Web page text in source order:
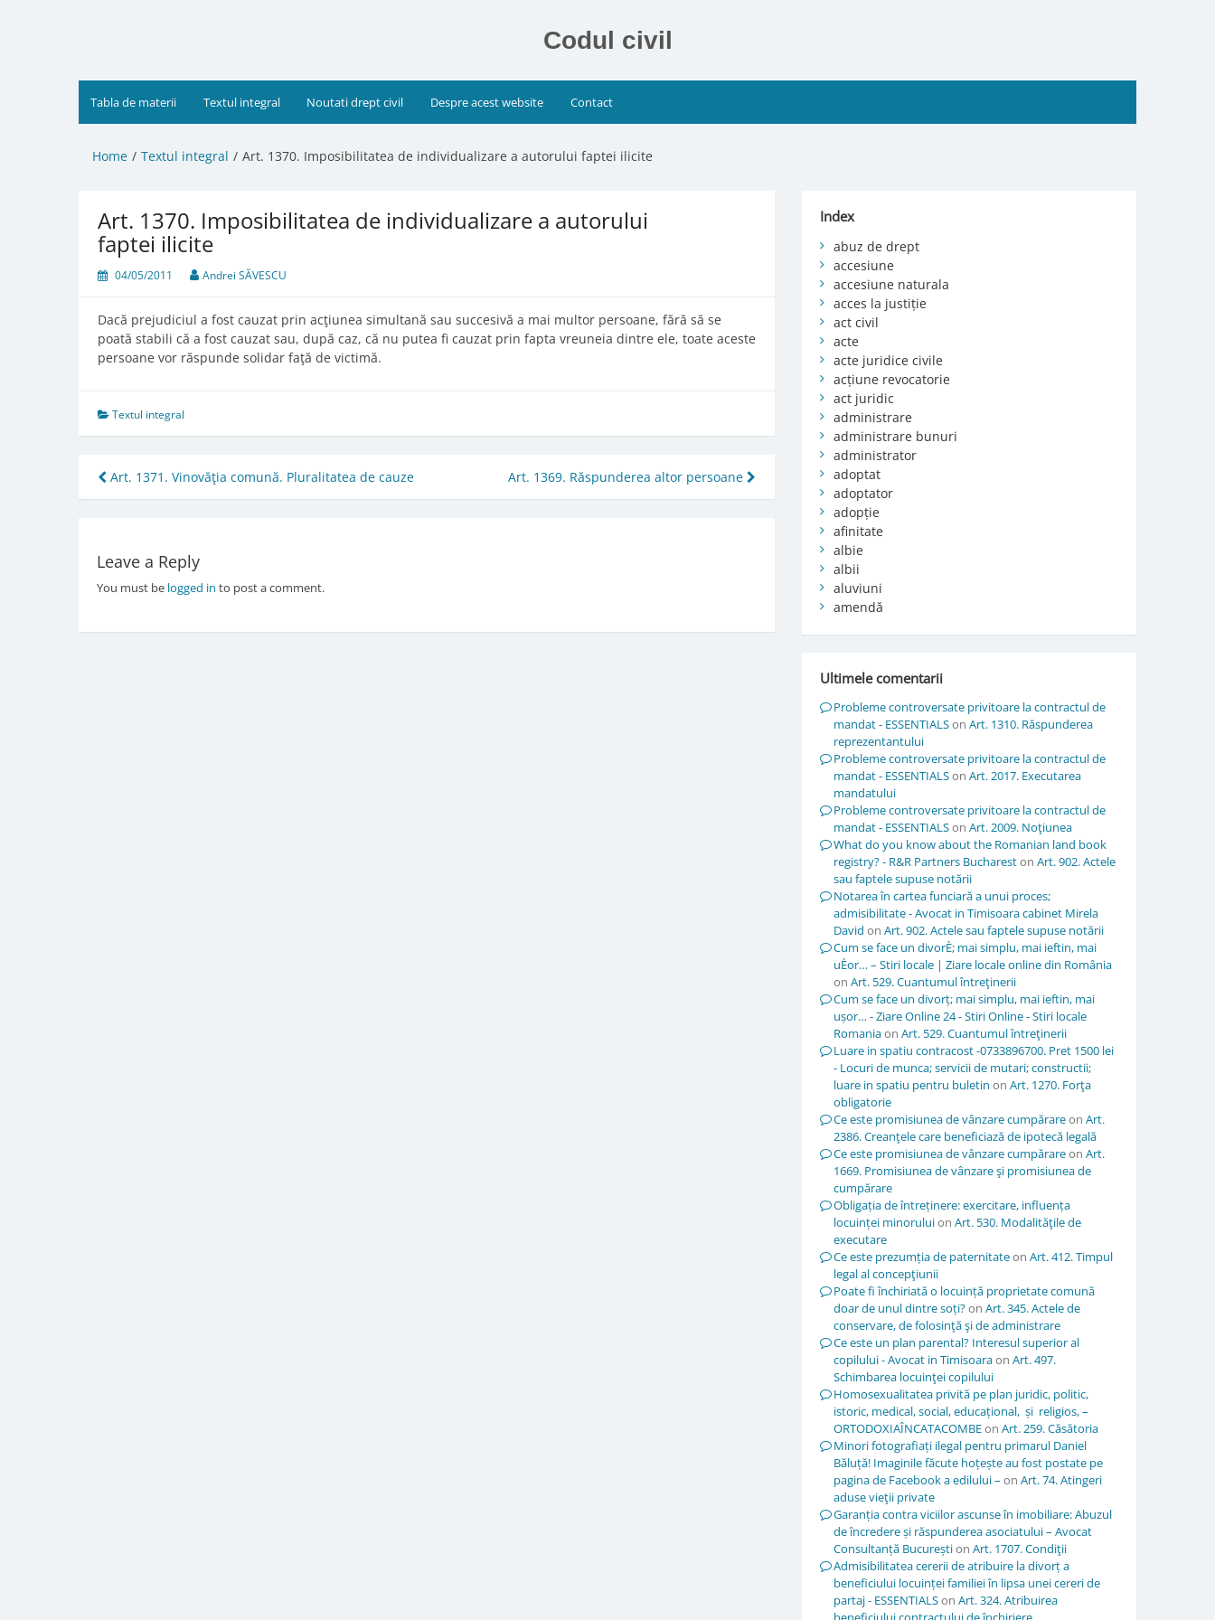
Codul civil
Tabla de materii Textul integral Noutati drept civil Despre acest website Contact
Home Textul integral Art. 1370. Imposibilitatea de individualizare a autorului faptei ilicite
Art. 1370. Imposibilitatea de individualizare a autorului
faptei ilicite
04/05/2011 Andrei SĂVESCU
Dacă prejudiciul a fost cauzat prin acţiunea simultană sau succesivă a mai multor persoane, fără să se
poată stabili că a fost cauzat sau, după caz, că nu putea fi cauzat prin fapta vreuneia dintre ele, toate aceste
persoane vor răspunde solidar faţă de victimă.
Textul integral
Post
navigation
Art. 1371. Vinovăţia comună. Pluralitatea de cauze Art. 1369. Răspunderea altor persoane
Leave a Reply
You must be logged in to post a comment.
Index
abuz de drept
accesiune
accesiune naturala
acces la justiție
act civil
acte
acte juridice civile
acțiune revocatorie
act juridic
administrare
administrare bunuri
administrator
adoptat
adoptator
adopție
afinitate
albie
albii
aluviuni
amendă
Ultimele comentarii
Probleme controversate privitoare la contractul de
mandat - ESSENTIALSon Art. 1310. Răspunderea
reprezentantului
Probleme controversate privitoare la contractul de
mandat - ESSENTIALSon Art. 2017. Executarea
mandatului
Probleme controversate privitoare la contractul de
mandat - ESSENTIALSon Art. 2009. Noţiunea
What do you know about the Romanian land book
registry? - R&R Partners Buchareston Art. 902. Actele
sau faptele supuse notării
Notarea în cartea funciară a unui proces;
admisibilitate - Avocat in Timisoara cabinet Mirela
David on Art. 902. Actele sau faptele supuse notării
Cum se face un divorÈ; mai simplu, mai ieftin, mai
uÈor… – Stiri locale | Ziare locale online din România
on Art. 529. Cuantumul întreţinerii
Cum se face un divorț; mai simplu, mai ieftin, mai
ușor… - Ziare Online 24 - Stiri Online - Stiri locale
Romaniaon Art. 529. Cuantumul întreţinerii
Luare in spatiu contracost -0733896700. Pret 1500 lei
- Locuri de munca; servicii de mutari; constructii;
luare in spatiu pentru buletin on Art. 1270. Forţa
obligatorie
Ce este promisiunea de vânzare cumpărareon Art.
2386. Creanţele care beneficiază de ipotecă legală
Ce este promisiunea de vânzare cumpărareon Art.
1669. Promisiunea de vânzare şi promisiunea de
cumpărare
Obligația de întreținere: exercitare, influența
locuinței minoruluion Art. 530. Modalităţile de
executare
Ce este prezumția de paternitateon Art. 412. Timpul
legal al concepţiunii
Poate fi închiriată o locuință proprietate comună
doar de unul dintre soți?on Art. 345. Actele de
conservare, de folosinţă şi de administrare
Ce este un plan parental? Interesul superior al
copilului - Avocat in Timisoaraon Art. 497.
Schimbarea locuinţei copilului
Homosexualitatea privită pe plan juridic, politic,
istoric, medical, social, educațional, și religios, –
ORTODOXIAÎNCATACOMBEon Art. 259. Căsătoria
Minori fotografiați ilegal pentru primarul Daniel
Băluță! Imaginile făcute hoțește au fost postate pe
pagina de Facebook a edilului – on Art. 74. Atingeri
aduse vieţii private
Garanția contra viciilor ascunse în imobiliare: Abuzul
de încredere și răspunderea asociatului – Avocat
Consultanță Bucureștion Art. 1707. Condiţii
Admisibilitatea cererii de atribuire la divorț a
beneficiului locuinței familiei în lipsa unei cereri de
partaj - ESSENTIALSon Art. 324. Atribuirea